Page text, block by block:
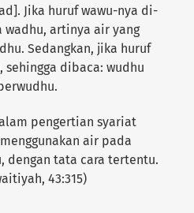
Jika huruf wawu-nya di-
wadhu, artinya air yang
Sedangkan, jika huruf
dibaca: wudhu
pengertian syariat
air pada
dengan tata cara tertentu.
43:315)